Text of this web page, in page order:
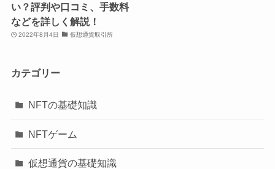
い？評判や口コミ、手数料
などを詳しく解説！
2022年8月4日 仮想通貨取引所
カテゴリー
NFTの基礎知識
NFTゲーム
仮想通貨の基礎知識